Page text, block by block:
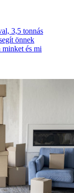
3,5 tonnás
önnek
minket és mi